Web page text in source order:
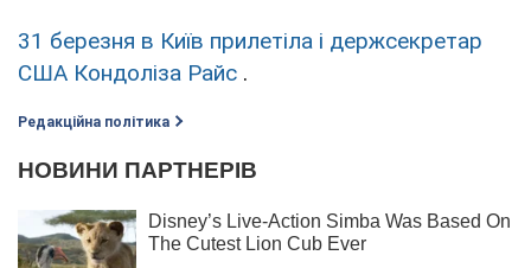
31 березня в Київ прилетіла і держсекретар
США Кондоліза Райс .
Редакційна політика